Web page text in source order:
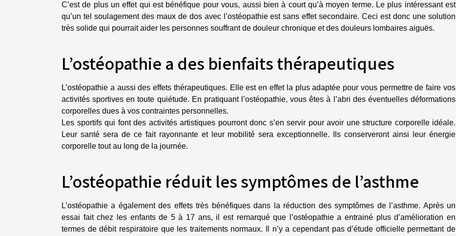
C’est de plus un effet qui est bénéfique pour vous, aussi bien à court qu’à moyen terme. Le plus intéressant est
qu’un tel soulagement des maux de dos avec l’ostéopathie est sans effet secondaire. Ceci est donc une solution
très solide qui pourrait aider les personnes souffrant de douleur chronique et des douleurs lombaires aiguës.
L’ostéopathie a des bienfaits thérapeutiques
L’ostéopathie a aussi des effets thérapeutiques. Elle est en effet la plus adaptée pour vous permettre de faire vos
activités sportives en toute quiétude. En pratiquant l’ostéopathie, vous êtes à l’abri des éventuelles déformations
corporelles dues à vos contraintes personnelles.
Les sportifs qui font des activités artistiques pourront donc s’en servir pour avoir une structure corporelle idéale.
Leur santé sera de ce fait rayonnante et leur mobilité sera exceptionnelle. Ils conserveront ainsi leur énergie
corporelle tout au long de la journée.
L’ostéopathie réduit les symptômes de l’asthme
L’ostéopathie a également des effets très bénéfiques dans la réduction des symptômes de l’asthme. Après un
essai fait chez les enfants de 5 à 17 ans, il est remarqué que l’ostéopathie a entrainé plus d’amélioration en
termes de débit respiratoire que les traitements normaux. Il n’y a cependant pas d’étude officielle permettant de